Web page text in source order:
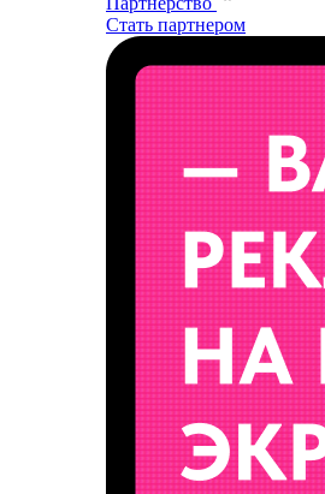
Стать партнером